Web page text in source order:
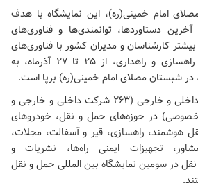
مصلای امام خمینی(ره)، این نمایشگاه با هدف
دستاوردها، توانمندی‌ها و فناوری‌های
کارشناسان و مدیران کشور با فناوری‌های
روز صنعت حمل‌ و نقل، راهسازی و راهداری، از ۲۵ تا ۲۷ آذرماه، به
در شبستان مصلای امام خمینی(ره) برپا است.
۳۴۱ شرکت فعال و معتبر داخلی و خارجی (۲۶۳ شرکت داخلی و خارجی و
و خصوصی) در حوزه‌های حمل‌ و نقل، خودروهای
راهسازی، قیر و آسفالت، مجلات،
تجهیزات ایمنی راه‌ها، نشریات و
در سومین نمایشگاه بین‌ المللی حمل‌ و نقل